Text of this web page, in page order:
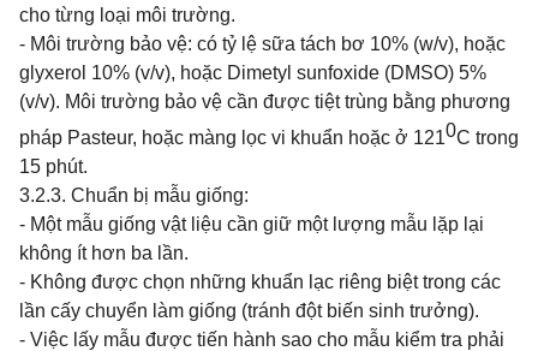
cho từng loại môi trường.
- Môi trường bảo vệ: có tỷ lệ sữa tách bơ 10% (w/v), hoặc
glyxerol 10% (v/v), hoặc Dimetyl sunfoxide (DMSO) 5%
(v/v). Môi trường bảo vệ cần được tiệt trùng bằng phương
pháp Pasteur, hoặc màng lọc vi khuẩn hoặc ở 1210C trong
15 phút.
3.2.3. Chuẩn bị mẫu giống:
- Một mẫu giống vật liệu cần giữ một lượng mẫu lặp lại
không ít hơn ba lần.
- Không được chọn những khuẩn lạc riêng biệt trong các
lần cấy chuyển làm giống (tránh đột biến sinh trưởng).
- Việc lấy mẫu được tiến hành sao cho mẫu kiểm tra phải